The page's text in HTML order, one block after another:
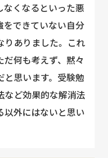
なくなるといった悪
をできていない自分
りありました。これ
何も考えず、黙々
と思います。受験勉
など効果的な解消法
以外にはないと思い